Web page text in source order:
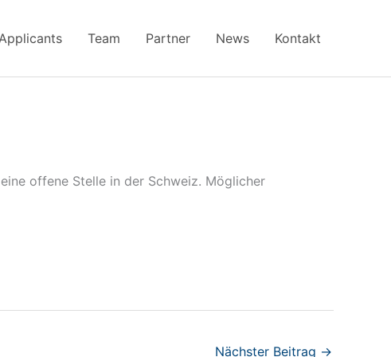
Team Partner News Kontakt
offene Stelle in der Schweiz. Möglicher
Nächster Beitrag →